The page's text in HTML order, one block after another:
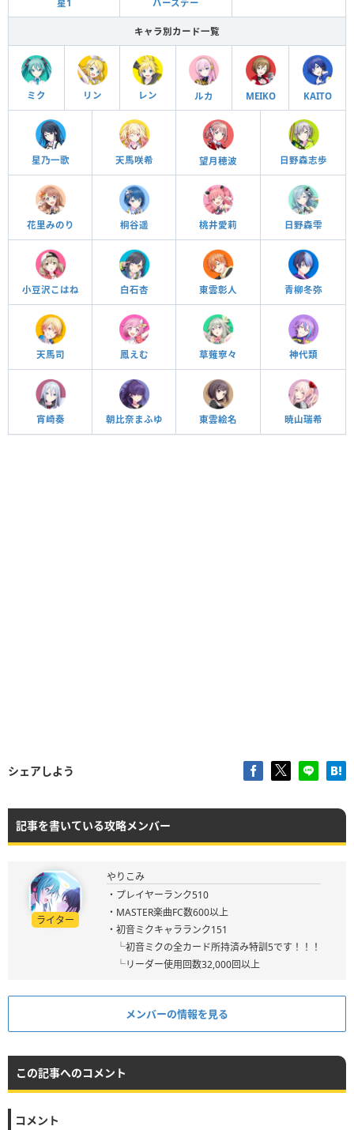
星1 バースデー
キャラ別カード一覧
ミク リン レン ルカ MEIKO KAITO
星乃一歌 天馬咲希 望月穂波 日野森志歩
花里みのり 桐谷遥 桃井愛莉 日野森雫
小豆沢こはね 白石杏 東雲彰人 青柳冬弥
天馬司 鳳えむ 草薙寧々 神代類
宵崎奏 朝比奈まふゆ 東雲絵名 暁山瑞希
シェアしよう
記事を書いている攻略メンバー
ライター
やりこみ
・プレイヤーランク510
・MASTER楽曲FC数600以上
・初音ミクキャラランク151
└初音ミクの全カード所持済み特訓5です！！！
└リーダー使用回数32,000回以上
メンバーの情報を見る
この記事へのコメント
コメント